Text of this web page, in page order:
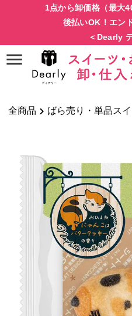
1点から卸価格（最大
後払いOK！エン
＜Dearly
全商品 ばら売り・単品ス